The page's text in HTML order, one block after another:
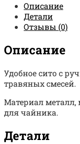
Описание
Детали
Отзывы (0)
Описание
Удобное сито с
травяных смесей.
Материал металл,
для чайника.
Детали